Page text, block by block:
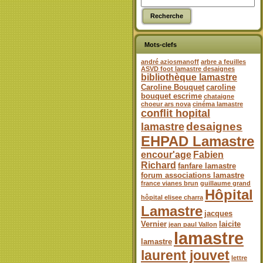
Mots-clefs
andré aziosmanoff arbre a feuilles
ASVD foot lamastre desaignes
bibliothèque lamastre
Caroline Bouquet caroline
bouquet escrime chataigne
choeur ars nova cinéma lamastre
conflit hopital
lamastredesaignes
EHPAD Lamastre
encour'age Fabien
Richard fanfare lamastre
forum associations lamastre
france vianes brun guillaume grand
hôpital elisee charra Hôpital
Lamastre jacques
Vernier jean paul Vallon
laicite
lamastre lamastre
laurent jouvet lettre